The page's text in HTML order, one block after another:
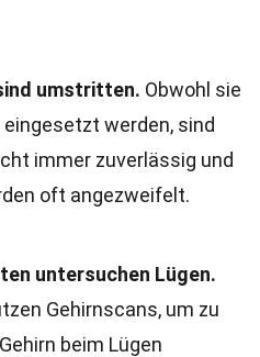
umstritten. Obwohl sie
werden, sind
immer zuverlässig und
oft angezweifelt.
untersuchen Lügen.
Gehirnscans, um zu
beim Lügen